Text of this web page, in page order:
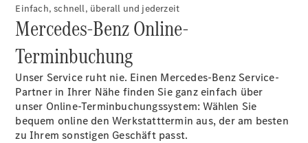
Alle Vito
Vito
Kastenwagen
Vito Mixto
Vito Tourer
Konfigurator
Mercedes-
Benz Store
Einfach, schnell, überall und jederzeit
Mercedes-Benz Online-
Terminbuchung
Unser Service ruht nie. Einen Mercedes-Benz Service-
Partner in Ihrer Nähe finden Sie ganz einfach über
unser Online-Terminbuchungssystem: Wählen Sie
bequem online den Werkstatttermin aus, der am besten
zu Ihrem sonstigen Geschäft passt.